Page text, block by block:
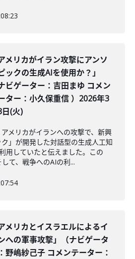
アメリカがイラン攻撃にアンソ
ックの生成AIを使用か？」
ナビゲーター：吉田まゆ コメン
ター：小久保重信 ）2026年3
日(火)
メリカがイランへの攻撃で、新興
」が開発した対話型の生成人工知
用していたと伝えました。この
して、戦争へのAIの利...
アメリカとイスラエルによるイ
への軍事攻撃」（ナビゲータ
野嶋紗己子 コメンテーター：